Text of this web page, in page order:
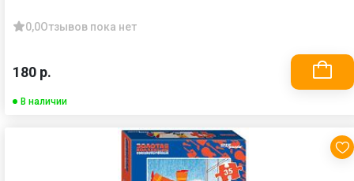
0,0Отзывов пока нет
180 р.
В наличии